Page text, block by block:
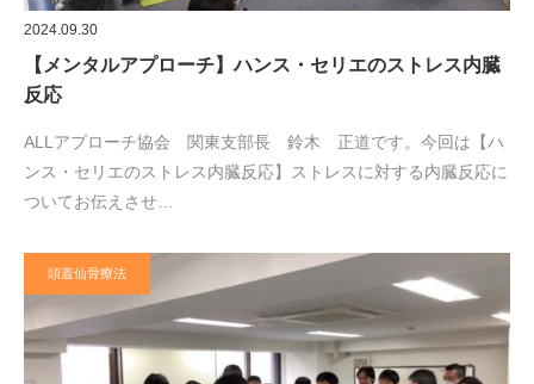
2024.09.30
【メンタルアプローチ】ハンス・セリエのストレス内臓
反応
ALLアプローチ協会 関東支部長 鈴木 正道です。今回は【ハ
ンス・セリエのストレス内臓反応】ストレスに対する内臓反応に
ついてお伝えさせ…
頭蓋仙骨療法